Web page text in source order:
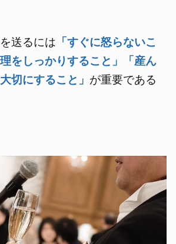
送るには 「すぐに怒らないこ
をしっかりすること」「産ん
切にすること」 が重要である